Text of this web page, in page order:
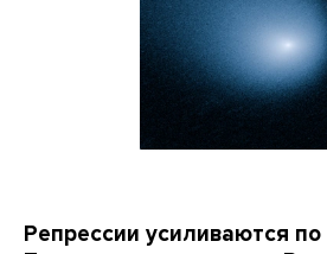
Репрессии усиливаются